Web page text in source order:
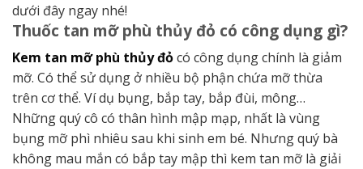
dưới đây ngay nhé!
Thuốc tan mỡ phù thủy đỏ có công dụng gì?
Kem tan mỡ phù thủy đỏcó công dụng chính là giảm
mỡ. Có thể sử dụng ở nhiều bộ phận chứa mỡ thừa
trên cơ thể. Ví dụ bụng, bắp tay, bắp đùi, mông…
Những quý cô có thân hình mập mạp, nhất là vùng
bụng mỡ phì nhiêu sau khi sinh em bé. Nhưng quý bà
không mau mắn có bắp tay mập thì kem tan mỡ là giải